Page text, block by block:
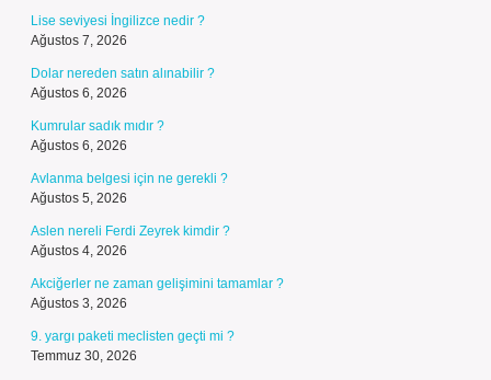
Lise seviyesi İngilizce nedir ?
Ağustos 7, 2026
Dolar nereden satın alınabilir ?
Ağustos 6, 2026
Kumrular sadık mıdır ?
Ağustos 6, 2026
Avlanma belgesi için ne gerekli ?
Ağustos 5, 2026
Aslen nereli Ferdi Zeyrek kimdir ?
Ağustos 4, 2026
Akciğerler ne zaman gelişimini tamamlar ?
Ağustos 3, 2026
9. yargı paketi meclisten geçti mi ?
Temmuz 30, 2026